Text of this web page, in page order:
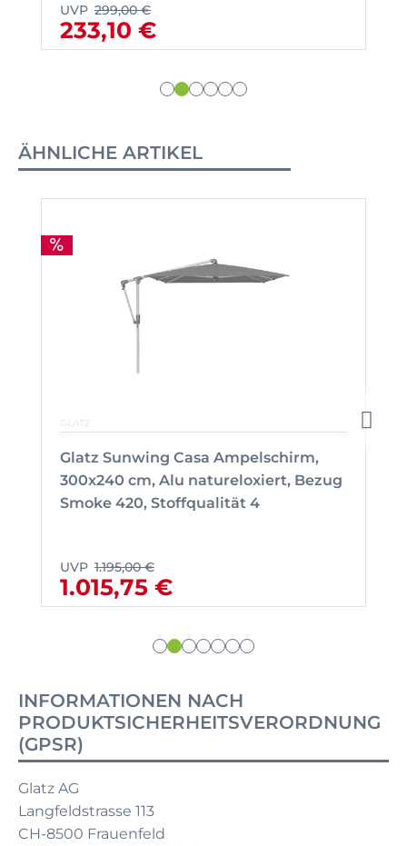
UVP 299,00 €
233,10 €
ÄHNLICHE ARTIKEL
GLATZ
Glatz Sunwing Casa Ampelschirm,
300x240 cm, Alu natureloxiert, Bezug
Smoke 420, Stoffqualität 4
UVP 1.195,00 €
1.015,75 €
INFORMATIONEN NACH
PRODUKTSICHERHEITSVERORDNUNG
(GPSR)
Glatz AG
Langfeldstrasse 113
CH-8500 Frauenfeld